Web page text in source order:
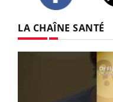
LA CHAÎNE SANTÉ